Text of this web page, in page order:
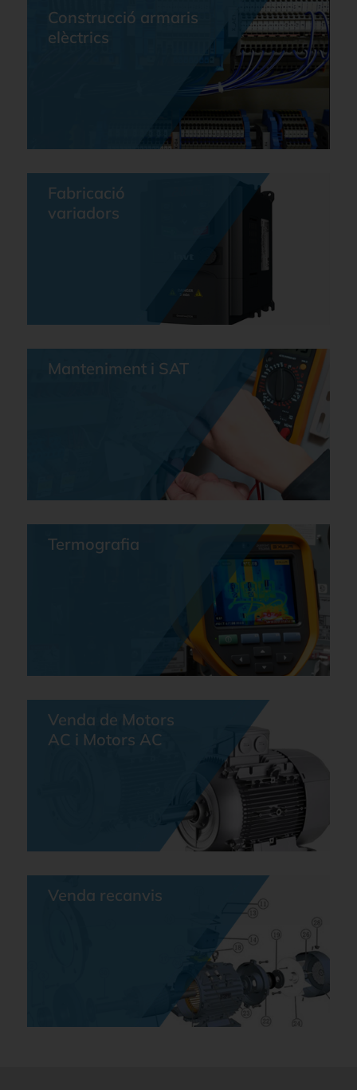
Construcció armaris
elèctrics
Fabricació
variadors
Manteniment i SAT
Termografia
Venda de Motors
AC i Motors AC
Venda recanvis